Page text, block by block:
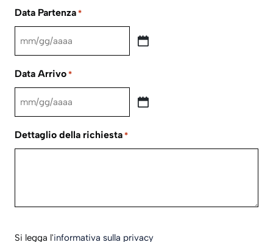
Data Partenza *
MM
GG
slash
AAAA
Data Arrivo *
MM
GG
Dettaglio della richiesta *
Si legga l'informativa sulla privacy